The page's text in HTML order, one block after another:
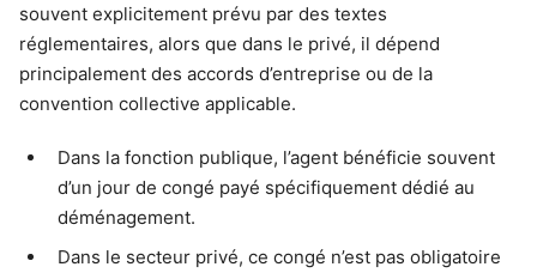
souvent explicitement prévu par des textes
réglementaires, alors que dans le privé, il dépend
principalement des accords d’entreprise ou de la
convention collective applicable.
Dans la fonction publique, l’agent bénéficie souvent
d’un jour de congé payé spécifiquement dédié au
déménagement.
Dans le secteur privé, ce congé n’est pas obligatoire